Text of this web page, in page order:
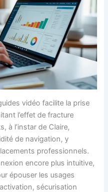
vidéo facilite la prise
l’effet de fracture
à l’instar de Claire,
de navigation, y
professionnels.
encore plus intuitive,
épouser les usages
sécurisation